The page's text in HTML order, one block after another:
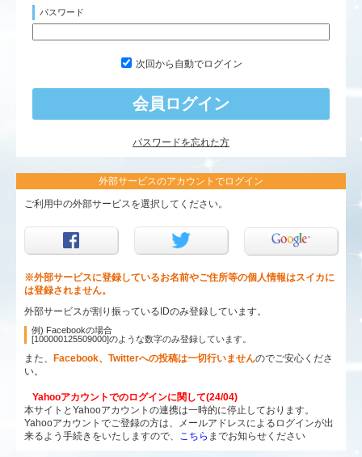
パスワード
次回から自動でログイン
パスワードを忘れた方
外部サービスのアカウントでログイン
ご利用中の外部サービスを選択してください。
※外部サービスに登録しているお名前やご住所等の個人情報はスイカに
は登録されません。
外部サービスが割り振っているIDのみ登録しています。
例) Facebookの場合
[100000125509000]のような数字のみ登録しています。
また、 Facebook、Twitterへの投稿は一切行いませんのでご安心くださ
い。
Yahooアカウントでのログインに関して(24/04)
本サイトとYahooアカウントの連携は一時的に停止しております。
Yahooアカウントでご登録の方は、メールアドレスによるログインが出
来るよう手続きをいたしますので、 こちら までお知らせください